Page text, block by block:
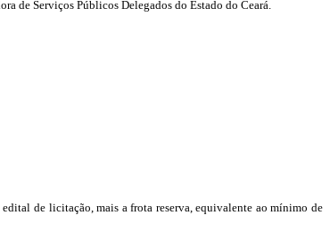
de Serviços Públicos Delegados do Estado do Ceará.
de licitação, mais a frota reserva, equivalente ao mínimo de